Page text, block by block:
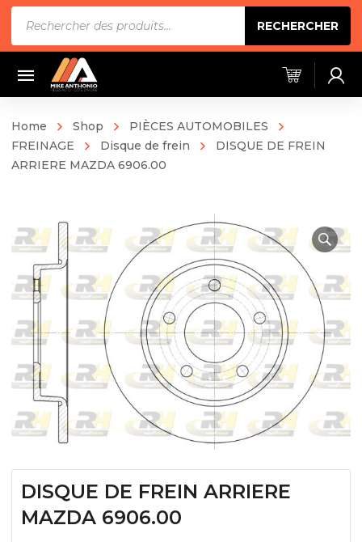
produits
RECHERCHER
Home Shop
PIÈCES AUTOMOBILES
FREINAGE
Disque de frein
DISQUE DE FREIN
ARRIERE MAZDA 6906.00
DISQUE DE FREIN ARRIERE
MAZDA 6906.00